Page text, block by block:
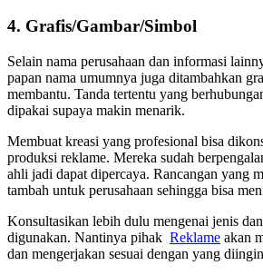
4. Grafis/Gambar/Simbol
Selain nama perusahaan dan informasi
papan nama umumnya juga ditambahkan
membantu. Tanda tertentu yang
dipakai supaya makin menarik.
Membuat kreasi yang profesional bisa
produksi reklame. Mereka sudah
ahli jadi dapat dipercaya. Rancangan yang
tambah untuk perusahaan sehingga bisa
Konsultasikan lebih dulu mengenai jenis
digunakan. Nantinya pihak Reklame akan
dan mengerjakan sesuai dengan yang